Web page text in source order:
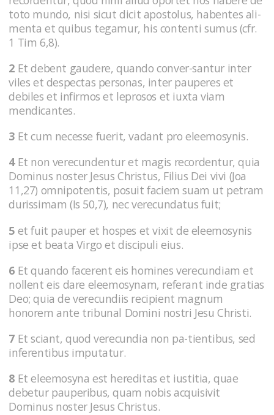
toto mundo, nisi sicut dicit apostolus, habentes ali-
menta et quibus tegamur, his contenti sumus (cfr.
1 Tim 6,8).
2 Et debent gaudere, quando conver-santur inter
viles et despectas personas, inter pauperes et
debiles et infirmos et leprosos et iuxta viam
mendicantes.
3 Et cum necesse fuerit, vadant pro eleemosynis.
4Et non verecundentur et magis recordentur, quia
Dominus noster Jesus Christus, Filius Dei vivi (Joa
11,27) omnipotentis, posuit faciem suam ut petram
durissimam (Is 50,7), nec verecundatus fuit;
5 et fuit pauper et hospes et vixit de eleemosynis
ipse et beata Virgo et discipuli eius.
6 Et quando facerent eis homines verecundiam et
nollent eis dare eleemosynam, referant inde gratias
Deo; quia de verecundiis recipient magnum
honorem ante tribunal Domini nostri Jesu Christi.
7 Et sciant, quod verecundia non pa-tientibus, sed
inferentibus imputatur.
8 Et eleemosyna est hereditas et iustitia, quae
debetur pauperibus, quam nobis acquisivit
Dominus noster Jesus Christus.